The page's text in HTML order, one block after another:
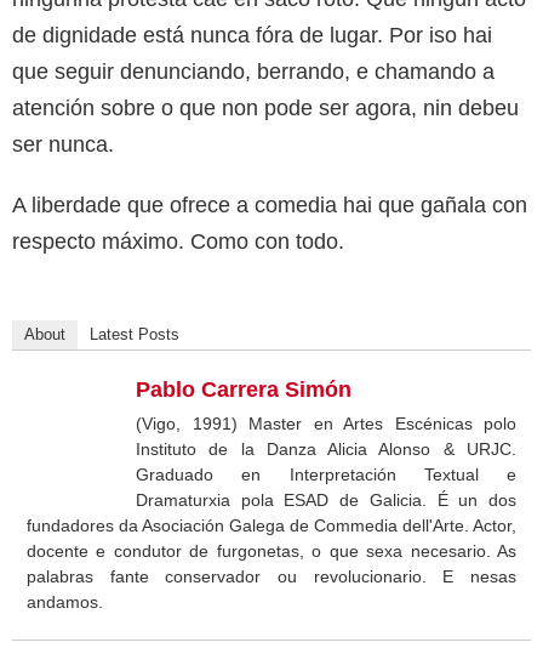
de dignidade está nunca fóra de lugar. Por iso hai
que seguir denunciando, berrando, e chamando a
atención sobre o que non pode ser agora, nin debeu
ser nunca.
A liberdade que ofrece a comedia hai que gañala con
respecto máximo. Como con todo.
About Latest Posts
Pablo Carrera Simón
(Vigo, 1991) Master en Artes Escénicas polo
Instituto de la Danza Alicia Alonso & URJC.
Graduado en Interpretación Textual e
Dramaturxia pola ESAD de Galicia. É un dos
fundadores da Asociación Galega de Commedia dell'Arte. Actor,
docente e condutor de furgonetas, o que sexa necesario. As
palabras fante conservador ou revolucionario. E nesas
andamos.